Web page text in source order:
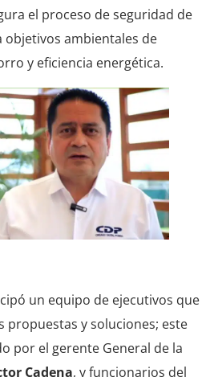
el proceso de seguridad de
objetivos ambientales de
y eficiencia energética.
un equipo de ejecutivos que
propuestas y soluciones; este
por el gerente General de la
Cadena, y funcionarios del